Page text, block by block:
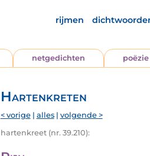
rijmen
netgedichten poëzie
Hartenkreten
< vorige| alles| volgende >
hartenkreet (nr. 39.210):